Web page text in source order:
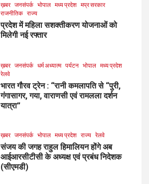
ख़बर जनसंपर्क भोपाल मध्य प्रदेश मप्र सरकार
राजनीतिक राज्य
प्रदेश में महिला सशक्तीकरण योजनाओं को
मिलेगी नई रफ्तार
ख़बर जनसंपर्क धर्म अध्यात्म पर्यटन भोपाल मध्य प्रदेश
रेलवे
भारत गौरव ट्रेन : “रानी कमलापति से “पुरी,
गंगासागर, गया, वाराणसी एवं रामलला दर्शन
यात्रा”
ख़बर जनसंपर्क भोपाल मध्य प्रदेश राज्य रेलवे
संजय की जगह राहुल हिमालियन होंगे अब
आईआरसीटीसी के अध्यक्ष एवं प्रबंध निदेशक
(सीएमडी)